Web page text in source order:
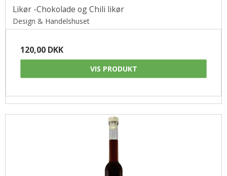
Likør -Chokolade og Chili likør
Design & Handelshuset
120,00 DKK
VIS PRODUKT